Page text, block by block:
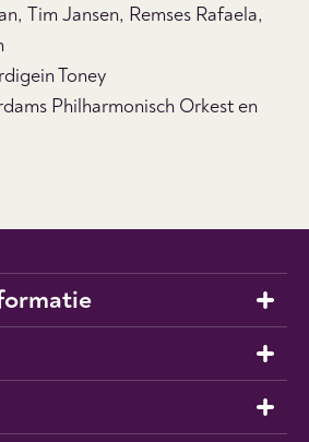
Tim Jansen, Remses Rafaela,
Toney
Philharmonisch Orkest en